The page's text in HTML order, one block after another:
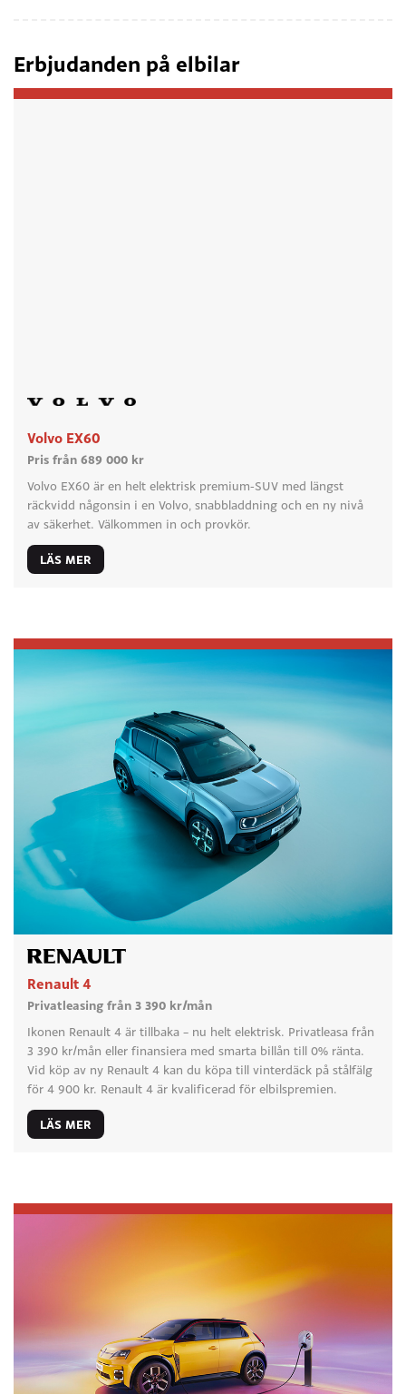
Erbjudanden på elbilar
Volvo EX60
Pris från 689 000 kr
Volvo EX60 är en helt elektrisk premium-SUV med längst
räckvidd någonsin i en Volvo, snabbladdning och en ny nivå
av säkerhet. Välkommen in och provkör.
LÄS MER
Renault 4
Privatleasing från 3 390 kr/mån
Ikonen Renault 4 är tillbaka – nu helt elektrisk. Privatleasa från
3 390 kr/mån eller finansiera med smarta billån till 0% ränta.
Vid köp av ny Renault 4 kan du köpa till vinterdäck på stålfälg
för 4 900 kr. Renault 4 är kvalificerad för elbilspremien.
LÄS MER